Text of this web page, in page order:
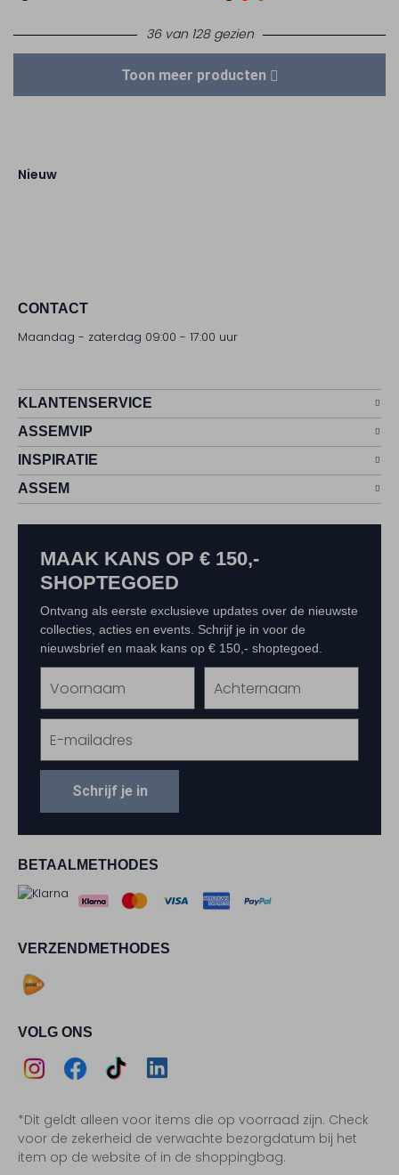
36 van 128 gezien
Toon meer producten
Nieuw
CONTACT
Maandag - zaterdag 09:00 - 17:00 uur
KLANTENSERVICE
ASSEMVIP
INSPIRATIE
ASSEM
BETAALMETHODES
VERZENDMETHODES
VOLG ONS
Instagram
Facebook
TikTokLinkedIn
*Dit geldt alleen voor items die op voorraad zijn. Check
voor de zekerheid de verwachte bezorgdatum bij het
item op de website of in de shoppingbag.
MAAK KANS OP € 150,-
SHOPTEGOED
Ontvang als eerste exclusieve updates over de nieuwste
collecties, acties en events. Schrijf je in voor de
nieuwsbrief en maak kans op € 150,- shoptegoed.
Schrijf je in